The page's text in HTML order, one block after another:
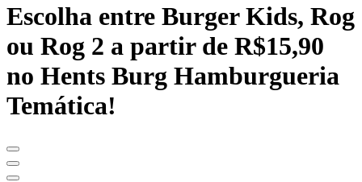
Escolha entre Burger Kids, Rog
ou Rog 2 a partir de R$15,90
no Hents Burg Hamburgueria
Temática!